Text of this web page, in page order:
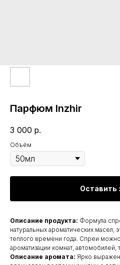
Парфюм Inzhir
3 000 р.
Объём
Оставить
Описание продукта: Формула
натуральных ароматических масел,
теплого времени года. Спреи можно
ароматизации комнат, автомобилей,
Описание аромата: Ярко